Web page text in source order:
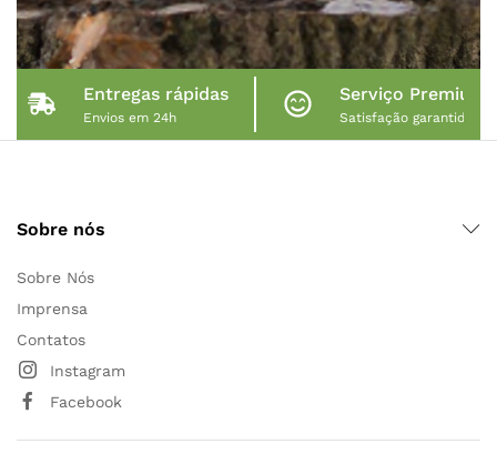
Entregas rápidas
Envios em 24h
Serviço Premium
Satisfação garantida
Sobre nós
Sobre Nós
Imprensa
Contatos
Instagram
Facebook